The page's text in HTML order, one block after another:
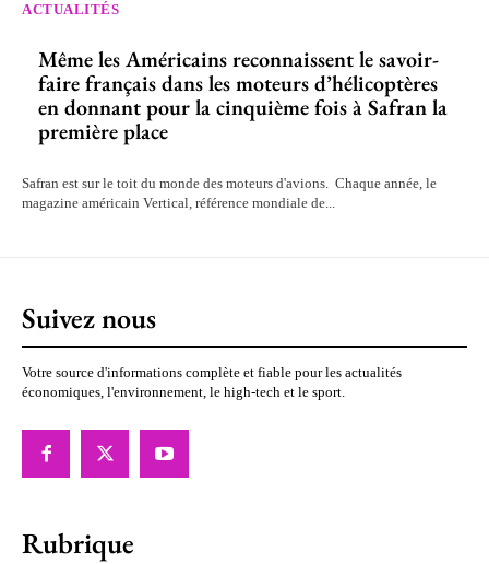
ACTUALITÉS
Même les Américains reconnaissent le savoir-
faire français dans les moteurs d’hélicoptères
en donnant pour la cinquième fois à Safran la
première place
Safran est sur le toit du monde des moteurs d'avions. Chaque année, le
magazine américain Vertical, référence mondiale de...
Suivez nous
Votre source d'informations complète et fiable pour les actualités
économiques, l'environnement, le high-tech et le sport.
Rubrique